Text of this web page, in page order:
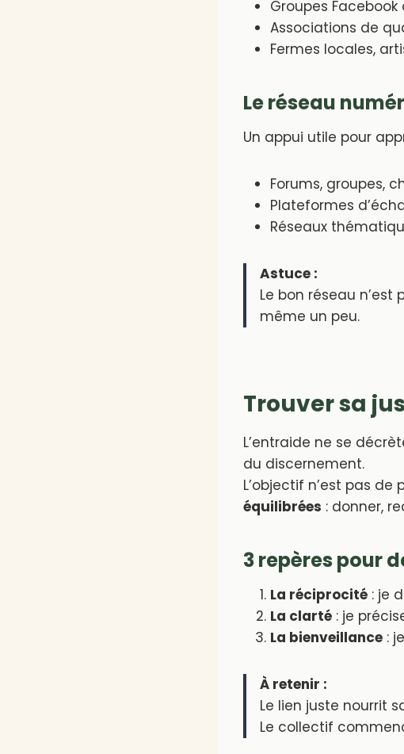
Groupes
Associations de
Fermes locales,
Le réseau
Un appui utile pour
Forums, groupes,
Plateformes
Réseaux
Astuce :
Le bon réseau n’est
même un peu.
Trouver sa
L’entraide ne se
du discernement.
L’objectif n’est pas
équilibrées : donner,
3 repères pour
La réciprocité : je
La clarté : je
La bienveillance :
À retenir :
Le lien juste nourrit
Le collectif